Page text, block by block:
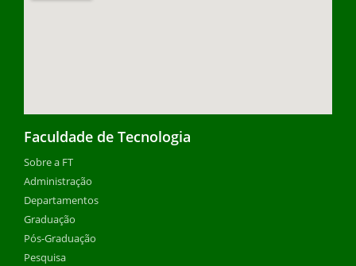
Faculdade de Tecnologia
Sobre a FT
Administração
Departamentos
Graduação
Pós-Graduação
Pesquisa